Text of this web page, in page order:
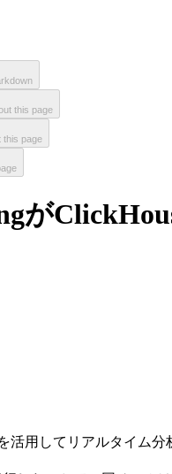
this page
this page
が
を活用してリアルタイ